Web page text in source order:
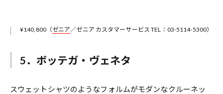
¥140,800（ゼニア／ゼニア カスタマーサービス TEL：03-5114-5300）
5．ボッテガ・ヴェネタ
スウェットシャツのようなフォルムがモダンなクルーネッ